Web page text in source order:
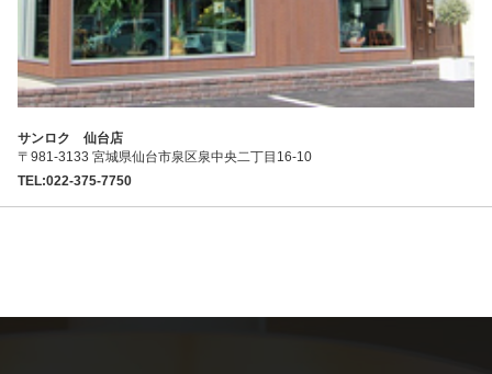
サンロク 仙台店
〒981-3133 宮城県仙台市泉区泉中央二丁目16-10
TEL:022-375-7750